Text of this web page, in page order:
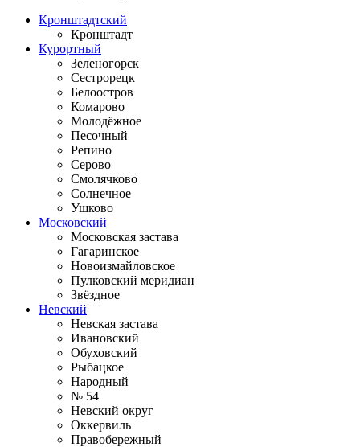
Кронштадтский
Кронштадт
Курортный
Зеленогорск
Сестрорецк
Белоостров
Комарово
Молодёжное
Песочный
Репино
Серово
Смолячково
Солнечное
Ушково
Московский
Московская застава
Гагаринское
Новоизмайловское
Пулковский меридиан
Звёздное
Невский
Невская застава
Ивановский
Обуховский
Рыбацкое
Народный
№ 54
Невский округ
Оккервиль
Правобережный